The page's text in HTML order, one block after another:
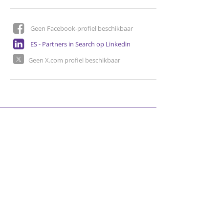
Geen Facebook-profiel beschikbaar
ES - Partners in Search op Linkedin
Geen X.com profiel beschikbaar